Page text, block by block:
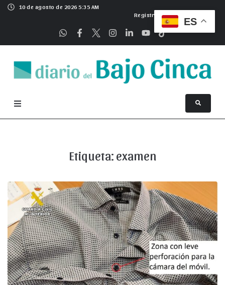
10 de agosto de 2026 5:35 AM
Registrarse
Etiqueta: examen
ES